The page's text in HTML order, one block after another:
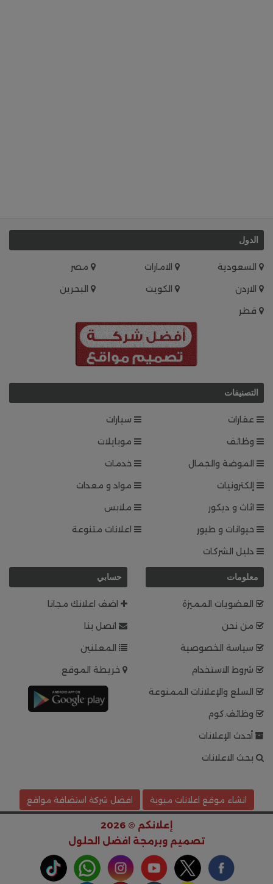
الدول
السعودية الامارات
مصر
الاردن
الكويت
البحرين
قطر
التصنيفات
عقارات
سيارات
وظائف
موبايلات
الموضة والجمال
خدمات
إلكترونيات
مواد و معدات
اثاث و ديكور
ملابس
حيوانات و طيور
اعلانات متنوعة
دليل الشركات
معلومات
العضويات المميزة
من نحن
سياسة الخصوصية
شروط الاستخدام
السلع والإعلانات الممنوعة
وظائف.كوم
أحدث الإعلانات
بحث الاعلانات
حسابي
اضف اعلانك مجانا
اتصل بنا
المعلنين
خريطة الموقع
انشاء موقع اعلانات مبوبة افضل شركة استضافة مواقع
إعلانكم © 2026
تصميم وبرمجة افضل الحلول